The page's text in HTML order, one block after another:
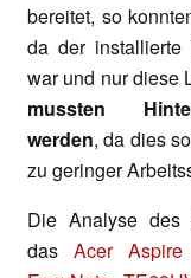
bereitet, so
da der installierte
war und nur diese
mussten
werden, da dies
zu geringer
Die Analyse des
das Acer Aspire